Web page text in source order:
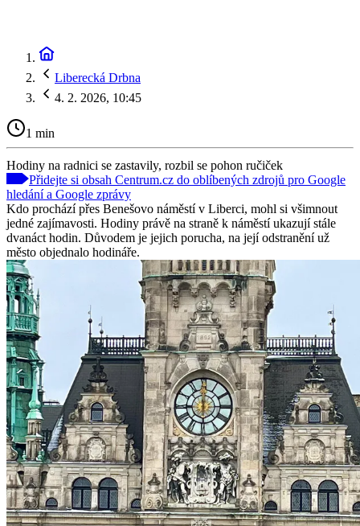
Liberecká Drbna
4. 2. 2026, 10:45
1 min
Hodiny na radnici se zastavily, rozbil se pohon ručiček
Přidejte si obsah Centrum.cz do oblíbených zdrojů pro Google
hledání a Google zprávy
Kdo prochází přes Benešovo náměstí v Liberci, mohl si všimnout
jedné zajímavosti. Hodiny právě na straně k náměstí ukazují stále
dvanáct hodin. Důvodem je jejich porucha, na její odstranění už
město objednalo hodináře.